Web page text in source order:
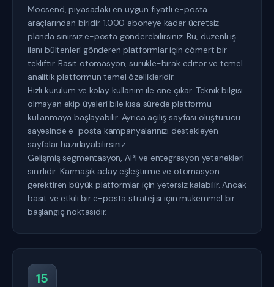
Moosend, piyasadaki en uygun fiyatlı e-posta
araçlarından biridir. 1.000 aboneye kadar ücretsiz
planda sınırsız e-posta gönderebilirsiniz. Bu, düzenli iş
ilanı bültenleri gönderen platformlar için cömert bir
tekliftir. Basit otomasyon, sürükle-bırak editör ve temel
analitik platformun temel özellikleridir.
Hızlı kurulum ve kolay kullanım ile öne çıkar. Teknik bilgisi
olmayan ekip üyeleri bile kısa sürede platformu
kullanmaya başlayabilir. Ayrıca açılış sayfası oluşturucu
sayesinde e-posta kampanyalarınızı destekleyen
sayfalar hazırlayabilirsiniz.
Gelişmiş segmentasyon, API ve entegrasyon yetenekleri
sınırlıdır. Karmaşık aday eşleştirme ve otomasyon
gerektiren büyük platformlar için yetersiz kalabilir. Ancak
basit ve etkili bir e-posta stratejisi için mükemmel bir
başlangıç noktasıdır.
15